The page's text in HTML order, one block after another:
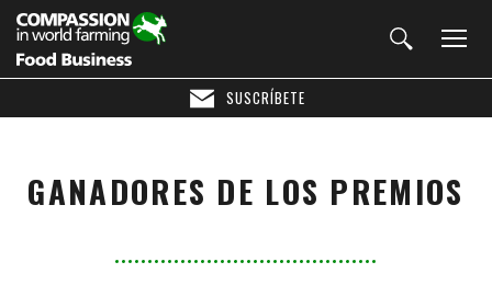
SUSCRÍBETE
GANADORES DE LOS PREMIOS